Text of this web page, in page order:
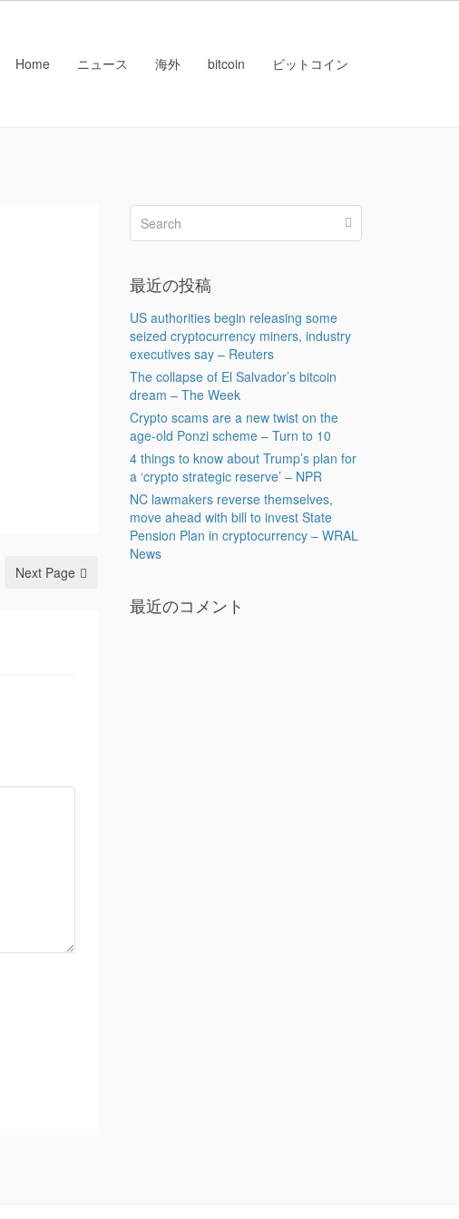
Home ニュース 海外 bitcoin ビットコイン
Next Page
最近の投稿
US authorities begin releasing some
seized cryptocurrency miners, industry
executives say – Reuters
The collapse of El Salvador’s bitcoin
dream – The Week
Crypto scams are a new twist on the
age-old Ponzi scheme – Turn to 10
4 things to know about Trump’s plan for
a ‘crypto strategic reserve’ – NPR
NC lawmakers reverse themselves,
move ahead with bill to invest State
Pension Plan in cryptocurrency – WRAL
News
最近のコメント